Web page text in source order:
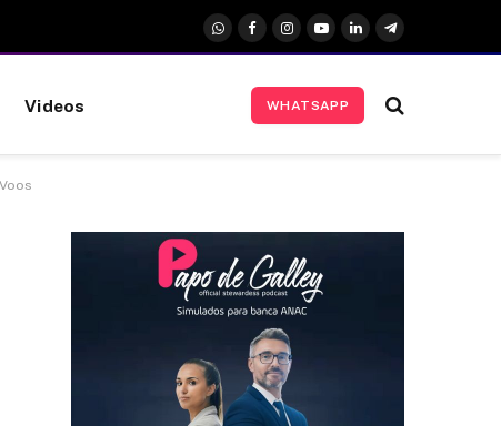
WhatsApp
FacebookInstagram
YouTubeLinkedInTelegrama
Videos WHATSAPP